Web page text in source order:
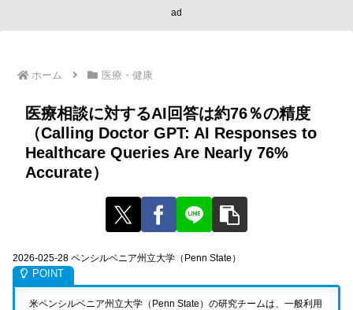
ad
ホーム 医療・健康
医療相談に対するAI回答は約76％の精度
（Calling Doctor GPT: AI Responses to
Healthcare Queries Are Nearly 76%
Accurate）
2026-025-28 ペンシルベニア州立大学（Penn State）
米ペンシルベニア州立大学（Penn State）の研究チームは、一般利用